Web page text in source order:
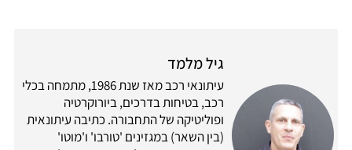
גיל מלמד
עיתונאי רכב מאז שנת 1986, מתמחה בכלי
רכב, בטיחות בדרכים, ביורוקרטיה
ופוליטיקה של התחבורה. כתיבה עיתונאית
(בין השאר) במגזינים 'טורבו' ו'מוטו'